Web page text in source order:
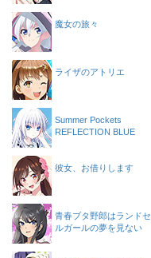
魔女の旅々
ライザのアトリエ
Summer Pockets
REFLECTION BLUE
彼女、お借りします
青春ブタ野郎はランドセ
ルガールの夢を見ない